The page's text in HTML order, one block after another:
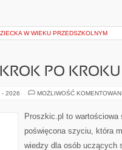
W WIEKU PRZEDSZKOLNYM
KROK PO KROKU
- 2026 MOŻLIWOŚĆ
Proszkic.pl to wartościowa
poświęcona szyciu, która
wiedzy dla osób uczących